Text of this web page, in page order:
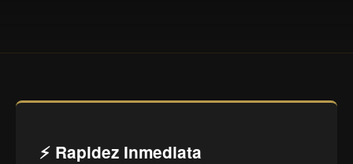
⚡ Rapidez Inmediata